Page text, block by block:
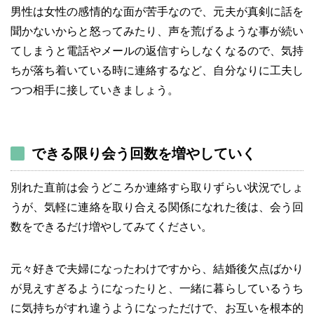
男性は女性の感情的な面が苦手なので、元夫が真剣に話を
聞かないからと怒ってみたり、声を荒げるような事が続い
てしまうと電話やメールの返信すらしなくなるので、気持
ちが落ち着いている時に連絡するなど、自分なりに工夫し
つつ相手に接していきましょう。
できる限り会う回数を増やしていく
別れた直前は会うどころか連絡すら取りずらい状況でしょ
うが、気軽に連絡を取り合える関係になれた後は、会う回
数をできるだけ増やしてみてください。
元々好きで夫婦になったわけですから、結婚後欠点ばかり
が見えすぎるようになったりと、一緒に暮らしているうち
に気持ちがすれ違うようになっただけで、お互いを根本的